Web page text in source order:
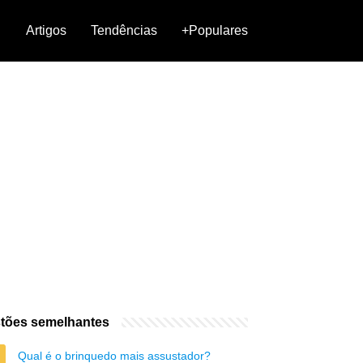
Artigos Tendências +Populares
semelhantes
Qual é o brinquedo mais assustador?